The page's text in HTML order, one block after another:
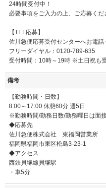
24時間受付中！
必要事項をご入力の上、ご応募くだ
【TEL応募】
佐川急便応募受付センターへお電話
フリーダイヤル：0120-789-635
受付時間：10時～19時 ※土日祝も
備考
【勤務時間・日数】
8:00～17:00 休憩60分 週5日
※勤務時間/勤務日数/勤務曜日は面
◆応募先
佐川急便株式会社 東福岡営業所
福岡県福岡市東区松島3-23-1
◆アクセス
西鉄貝塚線貝塚駅
・車5分